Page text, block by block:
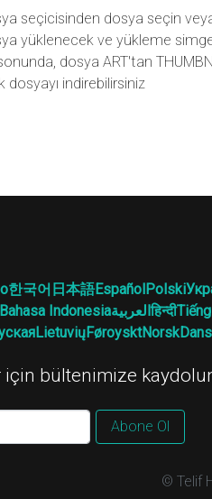
seçicisinden dosya seçin
yüklenecek ve yükleme
dosya ART'tan
dosyayı indirebilirsiniz
한국어 日本語EspañolPolski
Bahasa Indonesiaالعربيةहिन्दी
LietuviųFøroysktNorsk
için bültenimize
Abone Ol
© Telif